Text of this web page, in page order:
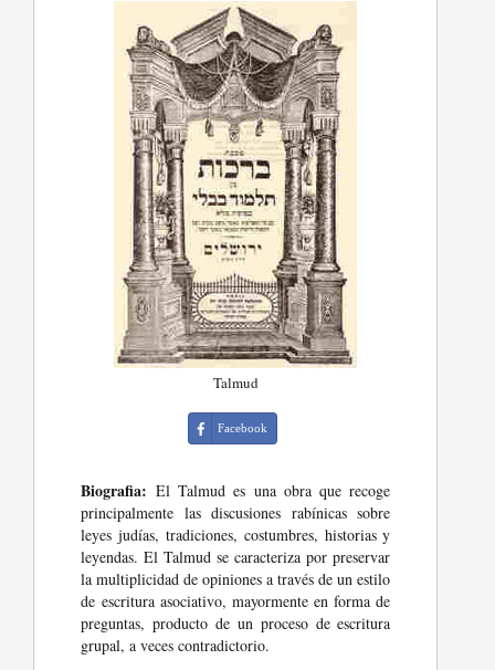
Talmud
Facebook
Biografia: El Talmud es una obra que recoge
principalmente las discusiones rabínicas sobre
leyes judías, tradiciones, costumbres, historias y
leyendas. El Talmud se caracteriza por preservar
la multiplicidad de opiniones a través de un estilo
de escritura asociativo, mayormente en forma de
preguntas, producto de un proceso de escritura
grupal, a veces contradictorio.